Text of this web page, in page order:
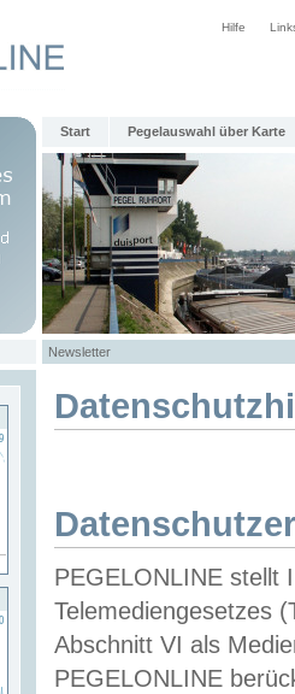
Hilfe
Start Pegelauswahl über Karte
Newsletter
PEGELONLINE stellt
Telemediengesetzes
Abschnitt VI als
PEGELONLINE